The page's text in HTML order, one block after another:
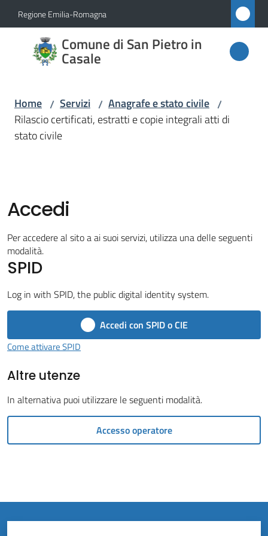
Vai al contenuto
Vai alla navigazione
Vai al footer
Regione Emilia-Romagna
Comune di San Pietro in
Casale
Comune
di San
Casale
Novità
Servizi
Menu selezionato
Vivere
Comune
Amministrazione
Trasparente
gli
Home / Servizi / Anagrafe e stato civile /
Rilascio certificati, estratti e copie integrali atti di
stato civile
Accedi
Per accedere al sito a ai suoi servizi, utilizza una delle seguenti
modalità.
SPID
Log in with SPID, the public digital identity system.
Accedi con SPID o CIE
Come attivare SPID
Altre utenze
In alternativa puoi utilizzare le seguenti modalità.
Accesso operatore